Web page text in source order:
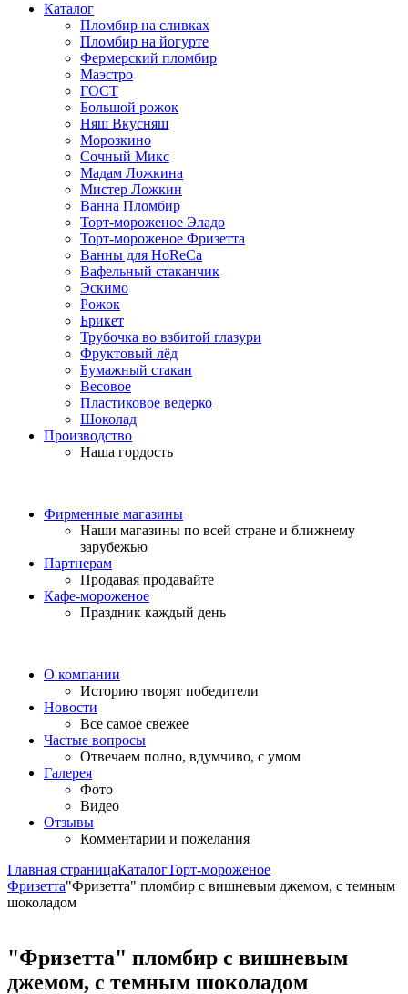
Каталог
Пломбир на сливках
Пломбир на йогурте
Фермерский пломбир
Маэстро
ГОСТ
Большой рожок
Няш Вкусняш
Морозкино
Сочный Микс
Мадам Ложкина
Мистер Ложкин
Ванна Пломбир
Торт-мороженое Эладо
Торт-мороженое Фризетта
Ванны для HoReCa
Вафельный стаканчик
Эскимо
Рожок
Брикет
Трубочка во взбитой глазури
Фруктовый лёд
Бумажный стакан
Весовое
Пластиковое ведерко
Шоколад
Производство
Наша гордость
Фирменные магазины
Наши магазины по всей стране и ближнему
зарубежью
Партнерам
Продавая продавайте
Кафе-мороженое
Праздник каждый день
О компании
Историю творят победители
Новости
Все самое свежее
Частые вопросы
Отвечаем полно, вдумчиво, с умом
Галерея
Фото
Видео
Отзывы
Комментарии и пожелания
Главная страницаКаталогТорт-мороженое
Фризетта"Фризетта" пломбир с вишневым джемом, с темным
шоколадом
"Фризетта" пломбир с вишневым
джемом, с темным шоколадом